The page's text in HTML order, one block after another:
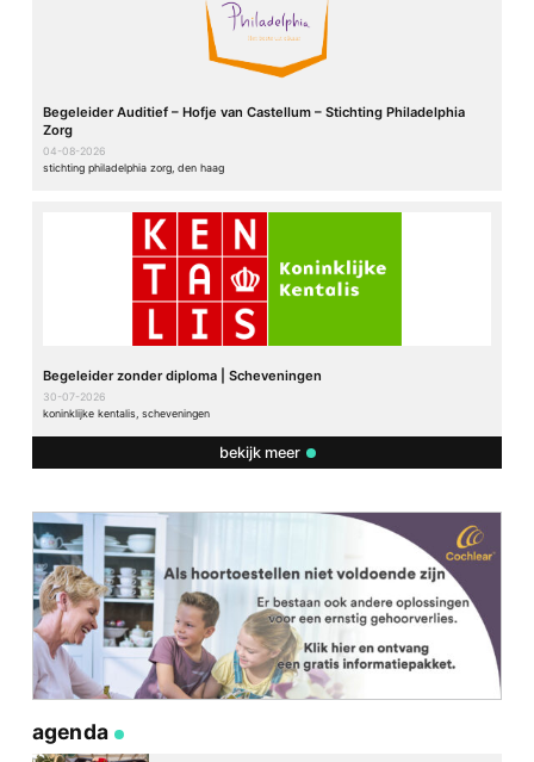
Begeleider Auditief – Hofje van Castellum – Stichting Philadelphia
Zorg
04-08-2026
stichting philadelphia zorg, den haag
Begeleider zonder diploma | Scheveningen
30-07-2026
koninklijke kentalis, scheveningen
bekijk meer
agenda